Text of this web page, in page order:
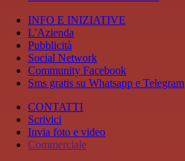
INFO E INIZIATIVE
L'Azienda
Pubblicità
Social Network
Community Facebook
Sms gratis su Whatsapp e Telegram
CONTATTI
Scrivici
Invia foto e video
Commerciale